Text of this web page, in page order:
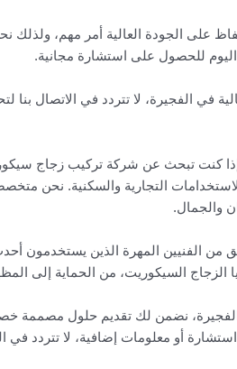
على الجودة العالية أمر مهم،
للحصول على استشارة مجانية.
في الفجيرة، لا تتردد في الاتصال
كنت تبحث عن شركة تركيب زجاج
التجارية والسكنية. نحن
والجمال.
الفنيين المهرة الذين يستخدمون
السيكوريت، من الحماية إلى
نضمن لك تقديم حلول مصممة
أو معلومات إضافية، لا تتردد في